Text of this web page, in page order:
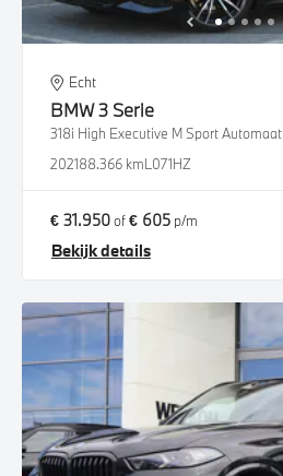
Echt
BMW3 Serie
318i High Executive M Sport Automaat
202188.366 kmL071HZ
€ 31.950of€ 605 p/m
Bekijk details